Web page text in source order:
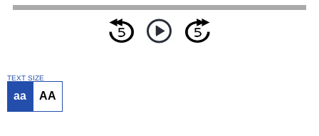
TEXT SIZE
aa AA